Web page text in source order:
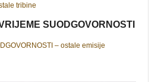
tribine
SUODGOVORNOSTI
– ostale emisije